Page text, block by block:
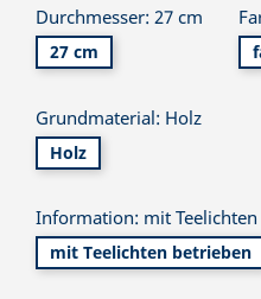
Durchmesser: 27 cm
27 cm
Grundmaterial: Holz
Holz
Information: mit
mit Teelichten betrieben